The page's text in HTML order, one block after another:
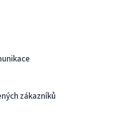
zákazníků